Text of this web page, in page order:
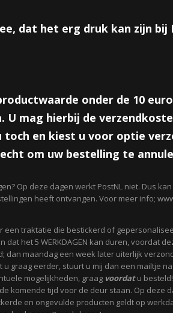
worden per 10 stuks geleverd. Met de
dat het erg druk kan zijn bij
onder de 10
U mag hierbij de
toch en kiest u voor optie
om uw bestelling te
Op deze dagen werkt PostNL niet. Dus
heeft ontvangen. Voor meer info;
een traktatie die bestickerd of
dat het 5 WERKDAGEN kan duren, voordat
dan maandag een week later uiterlijk
graag eerder, stuurt u mij dan een mailtje
mogelijkheden, graag voordatu
komende tijd voor de deur staan. Op deze
en ongevulde producten geldt op